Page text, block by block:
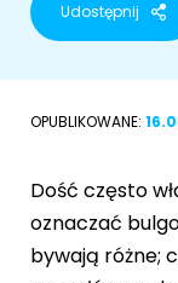
RASY PSÓW
Sznaucer
Golden
Kot perski
Kot rosyjski
Udostępnij
OPUBLIKOWANE:
Dość często
oznaczać
bywają różne;